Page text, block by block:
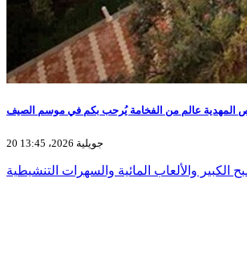
المهدية عالم من الفخامة يُرحب بكم في موسم الصيف
20 جويلية 2026، 13:45